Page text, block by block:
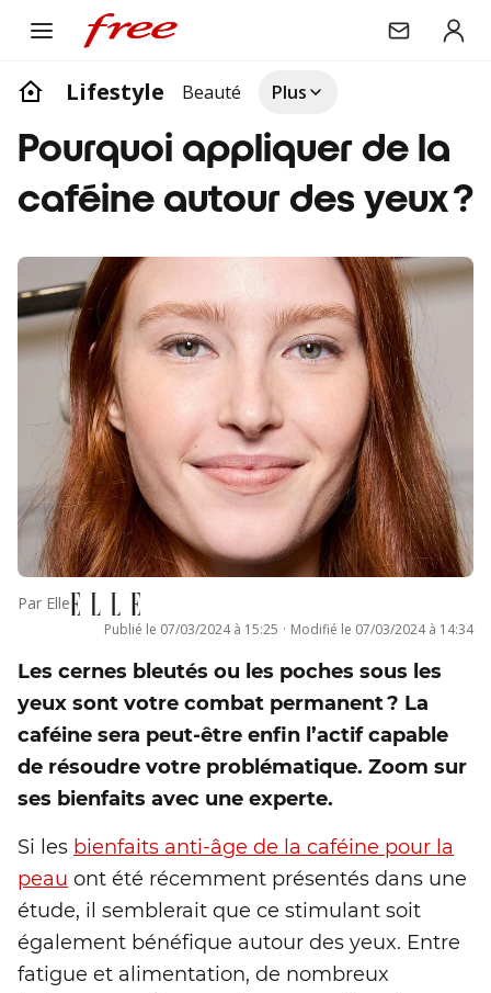
Lifestyle Beauté Plus
Pourquoi appliquer de la
caféine autour des yeux ?
Par Elle
Publié le 07/03/2024 à 15:25 · Modifié le 07/03/2024 à 14:34
Les cernes bleutés ou les poches sous les
yeux sont votre combat permanent ? La
caféine sera peut-être enfin l’actif capable
de résoudre votre problématique. Zoom sur
ses bienfaits avec une experte.
Si les bienfaits anti-âge de la caféine pour la
peau ont été récemment présentés dans une
étude, il semblerait que ce stimulant soit
également bénéfique autour des yeux. Entre
fatigue et alimentation, de nombreux